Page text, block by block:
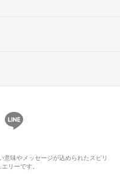
意味やメッセージが込められたスピリ
リーです。